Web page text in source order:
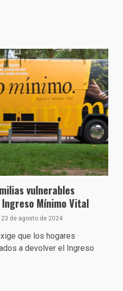
vulnerables
Mínimo Vital
23 de agosto de 2024
que los hogares
a devolver el Ingreso